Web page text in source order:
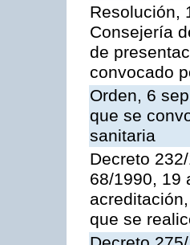
Resolución,
Consejería
de
convocado
Orden, 6
que se
sanitaria
Decreto
68/1990, 19
que se